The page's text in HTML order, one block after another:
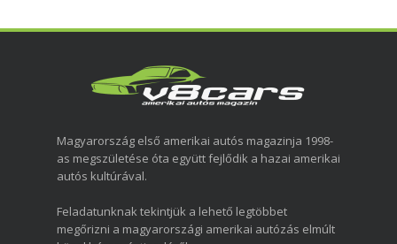
Magyarország első amerikai autós magazinja 1998-
as megszületése óta együtt fejlődik a hazai amerikai
autós kultúrával.
Feladatunknak tekintjük a lehető legtöbbet
megőrizni a magyarországi amerikai autózás elmúlt